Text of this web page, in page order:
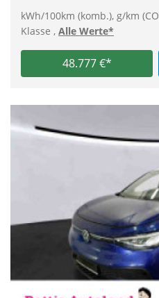
kWh/100km (komb.), g/km (CO
Klasse , Alle Werte*
48.777 €*